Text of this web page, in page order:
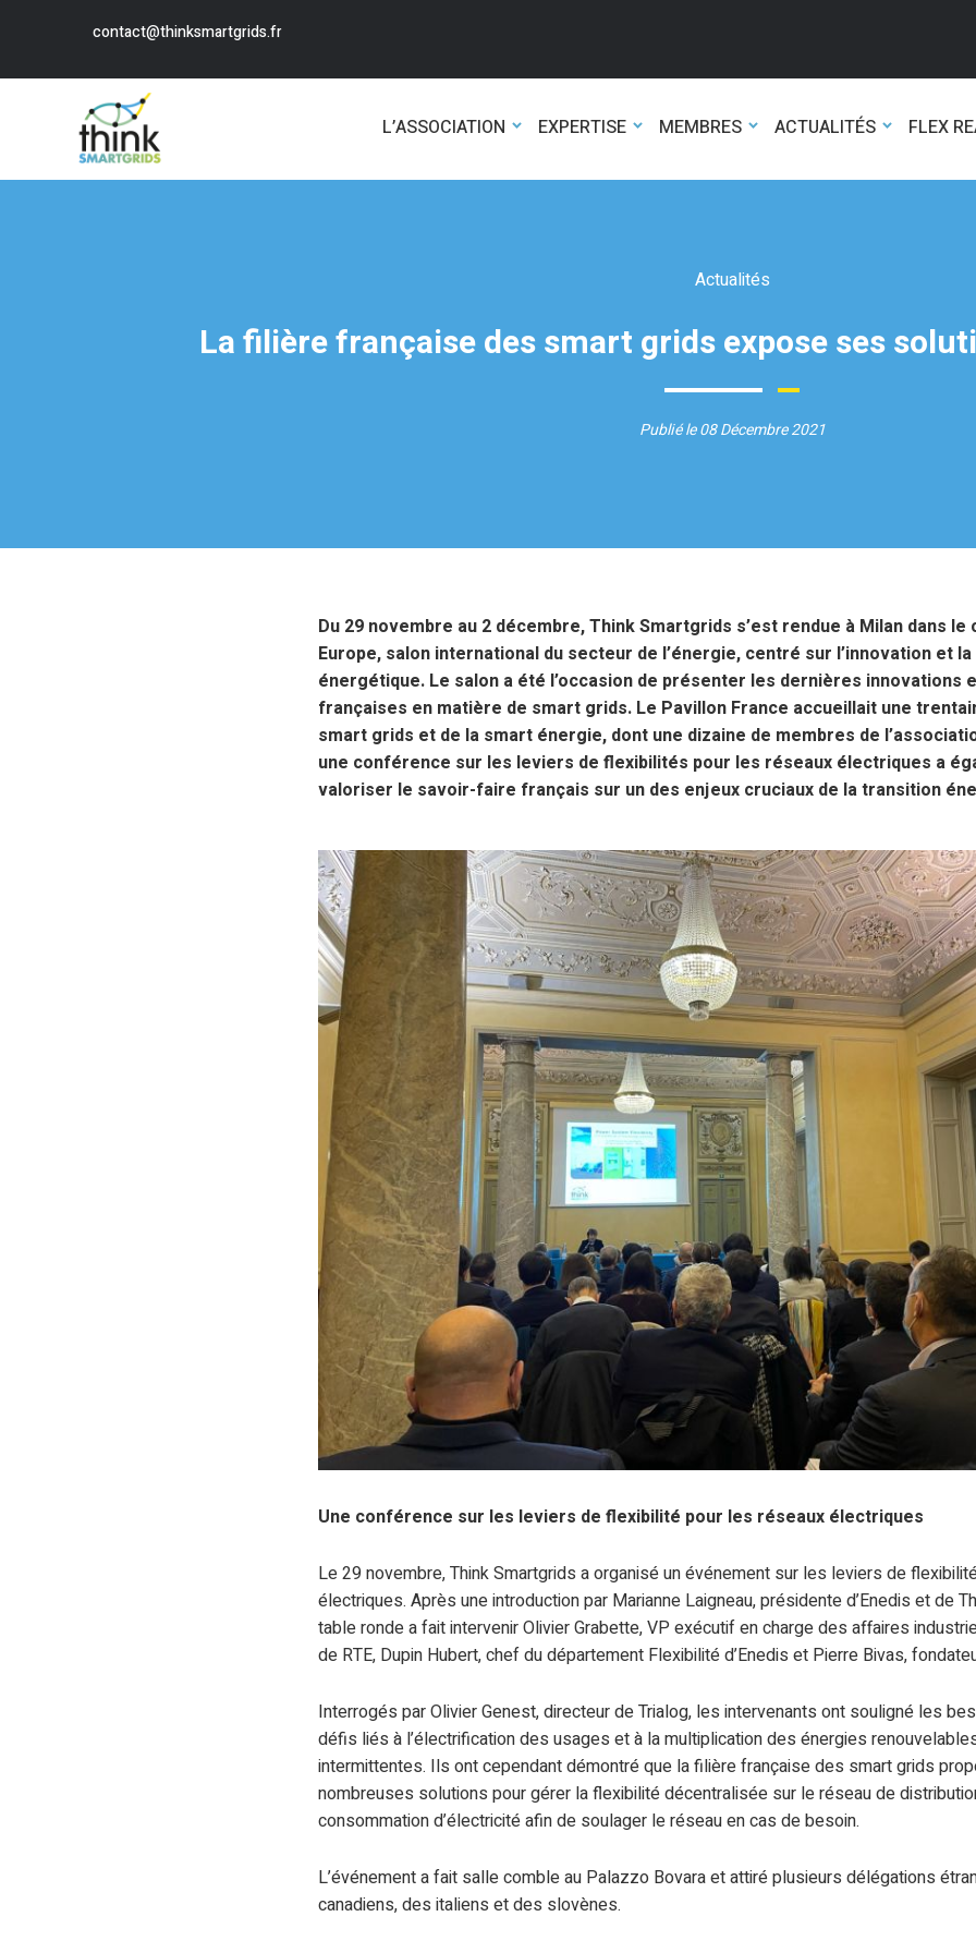
contact@thinksmartgrids.fr
L’ASSOCIATION EXPERTISE MEMBRES ACTUALITÉS FLEX
Actualités
La filière française des smart grids expose ses
Publié le 08 Décembre 2021
Du 29 novembre au 2 décembre, Think Smartgrids s’est rendue à Milan dans le
Europe, salon international du secteur de l’énergie, centré sur l’innovation et
énergétique. Le salon a été l’occasion de présenter les dernières innovations
françaises en matière de smart grids. Le Pavillon France accueillait une
smart grids et de la smart énergie, dont une dizaine de membres de
une conférence sur les leviers de flexibilités pour les réseaux électriques a
valoriser le savoir-faire français sur un des enjeux cruciaux de la transition
Une conférence sur les leviers de flexibilité pour les réseaux électriques
Le 29 novembre, Think Smartgrids a organisé un événement sur les leviers de
électriques. Après une introduction par Marianne Laigneau, présidente d’Enedis et de
table ronde a fait intervenir Olivier Grabette, VP exécutif en charge des affaires
de RTE, Dupin Hubert, chef du département Flexibilité d’Enedis et Pierre Bivas,
Interrogés par Olivier Genest, directeur de Trialog, les intervenants ont souligné les
défis liés à l’électrification des usages et à la multiplication des énergies
intermittentes. Ils ont cependant démontré que la filière française des smart grids
nombreuses solutions pour gérer la flexibilité décentralisée sur le réseau de
consommation d’électricité afin de soulager le réseau en cas de besoin.
L’événement a fait salle comble au Palazzo Bovara et attiré plusieurs délégations
canadiens, des italiens et des slovènes.